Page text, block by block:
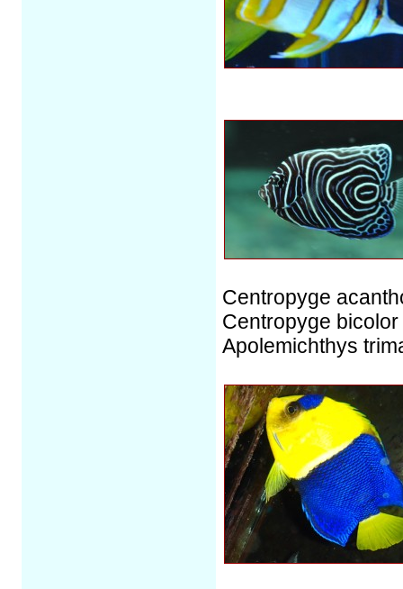
Centropyge
Centropyge
Apolemichthys